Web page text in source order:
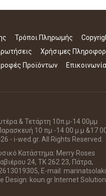
Τρόποι Πληρωμής
Χρήσιμες
Προϊόντων
Επικοινωνία
& Τετάρτη 10π.μ-14 00μμ
10 πμ -14 00 μ.μ &17
- i-wed.gr. All Rights Reserved.
Κατάστημα: Merry Roses
24, ΤΚ 262 23, Πάτρα,
E-mail:
Design: koun.gr Internet